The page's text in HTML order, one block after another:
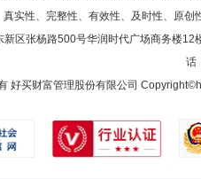
真实性、完整性、有效性、及时性、原
区张杨路500号华润时代广场商务楼12
话
好买财富管理股份有限公司